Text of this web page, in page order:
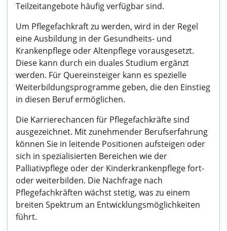
Teilzeitangebote häufig verfügbar sind.
Um Pflegefachkraft zu werden, wird in der Regel
eine Ausbildung in der Gesundheits- und
Krankenpflege oder Altenpflege vorausgesetzt.
Diese kann durch ein duales Studium ergänzt
werden. Für Quereinsteiger kann es spezielle
Weiterbildungsprogramme geben, die den Einstieg
in diesen Beruf ermöglichen.
Die Karrierechancen für Pflegefachkräfte sind
ausgezeichnet. Mit zunehmender Berufserfahrung
können Sie in leitende Positionen aufsteigen oder
sich in spezialisierten Bereichen wie der
Palliativpflege oder der Kinderkrankenpflege fort-
oder weiterbilden. Die Nachfrage nach
Pflegefachkräften wächst stetig, was zu einem
breiten Spektrum an Entwicklungsmöglichkeiten
führt.